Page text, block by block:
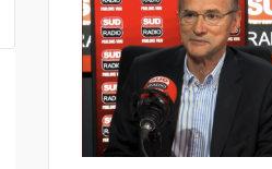
avance avec un frein à main !